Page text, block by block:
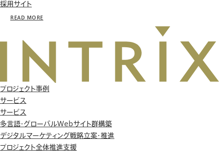
採用サイト
READ MORE
プロジェクト事例
サービス
サービス
多言語・グローバルWebサイト群構築
デジタルマーケティング戦略立案・推進
プロジェクト全体推進支援